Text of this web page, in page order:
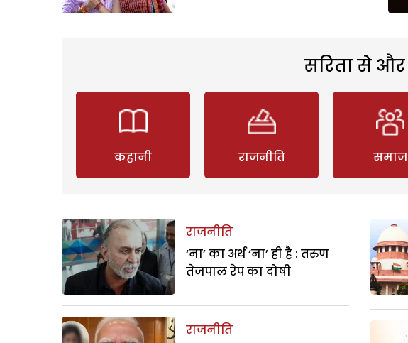
सरिता से और
कहानी राजनीति समाज
राजनीति
‘ना’ का अर्थ ‘ना’ ही है : तरुण
तेजपाल रेप का दोषी
राजनीति